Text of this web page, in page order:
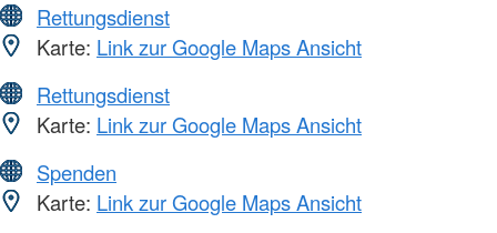
Rettungsdienst
Karte: Link zur Google Maps Ansicht
Rettungsdienst
Karte: Link zur Google Maps Ansicht
Spenden
Karte: Link zur Google Maps Ansicht